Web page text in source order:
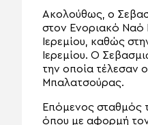
Ακολούθως, ο
στον Ενοριακό Ναό
Ιερεμίου, καθώς
Ιερεμίου. Ο
την οποία τέλεσαν
Μπαλατσούρας.
Επόμενος σταθμός
όπου με αφορμή τον